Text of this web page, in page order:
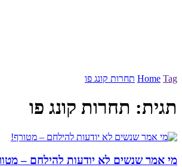
Home Tag תחרות קונג פו
תגית: תחרות קונג פו
מי אמר שנשים לא יודעות להילחם –